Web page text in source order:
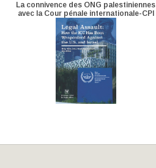
La connivence des ONG palestiniennes
avec la Cour pénale internationale-CPI